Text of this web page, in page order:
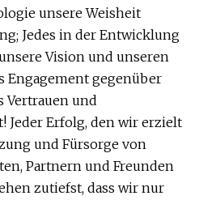
unsere Weisheit
Jedes in der Entwicklung
Vision und unseren
Engagement gegenüber
Vertrauen und
Erfolg, den wir erzielt
und Fürsorge von
Partnern und Freunden
zutiefst, dass wir nur